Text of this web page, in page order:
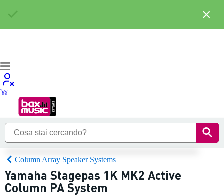
Column Array Speaker Systems
Yamaha Stagepas 1K MK2 Active
Column PA System
×